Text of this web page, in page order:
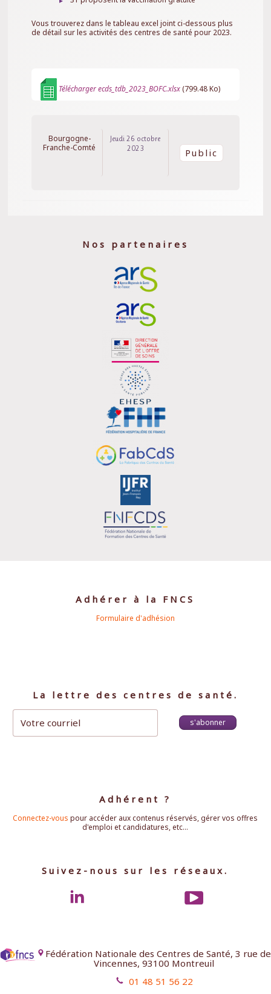
Vous trouverez dans le tableau excel joint ci-dessous plus
de détail sur les activités des centres de santé pour 2023.
Télécharger ecds_tdb_2023_BOFC.xlsx (799.48 Ko)
Bourgogne-
Franche-Comté
Jeudi 26 octobre
2023
Public
Nos partenaires
Adhérer à la FNCS
Formulaire d'adhésion
La lettre des centres de santé.
s'abonner
Adhérent ?
Connectez-vous pour accéder aux contenus réservés, gérer vos offres
d'emploi et candidatures, etc...
Suivez-nous sur les réseaux.
Fédération Nationale des Centres de Santé, 3 rue de
Vincennes, 93100 Montreuil
01 48 51 56 22